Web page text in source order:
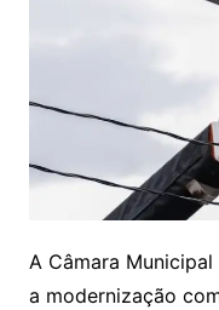
A Câmara
a modernização